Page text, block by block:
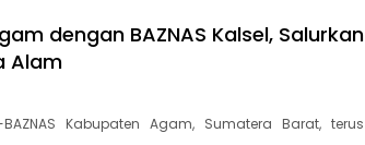
dengan BAZNAS Kalsel, Salurkan
Alam
Kabupaten Agam, Sumatera Barat, terus